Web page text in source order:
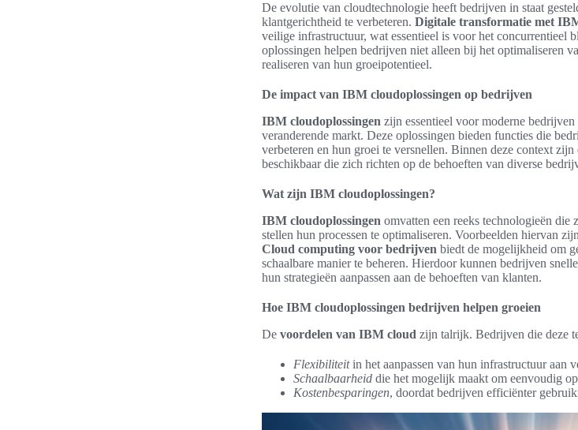
De evolutie van cloudtechnologie heeft bedrijven in staat
klantgerichtheid te verbeteren. Digitale transformatie met
veilige infrastructuur, wat essentieel is voor het concurrentieel
oplossingen helpen bedrijven niet alleen bij het optimaliseren
realiseren van hun groeipotentieel.
De impact van IBM cloudoplossingen op bedrijven
IBM cloudoplossingen zijn essentieel voor moderne
veranderende markt. Deze oplossingen bieden functies die
verbeteren en hun groei te versnellen. Binnen deze context
beschikbaar die zich richten op de behoeften van diverse
Wat zijn IBM cloudoplossingen?
IBM cloudoplossingen omvatten een reeks technologieën
stellen hun processen te optimaliseren. Voorbeelden hiervan
Cloud computing voor bedrijven biedt de mogelijkheid om
schaalbare manier te beheren. Hierdoor kunnen bedrijven
hun strategieën aanpassen aan de behoeften van klanten.
Hoe IBM cloudoplossingen bedrijven helpen groeien
De voordelen van IBM cloud zijn talrijk. Bedrijven die deze
Flexibiliteitin het aanpassen van hun infrastructuur aan
Schaalbaarheid die het mogelijk maakt om eenvoudig
Kostenbesparingen, doordat bedrijven efficiënter